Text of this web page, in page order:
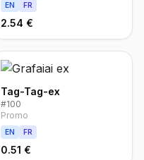
EN FR
2.54 €
Tag-Tag-ex
#100
Promo
EN FR
0.51 €